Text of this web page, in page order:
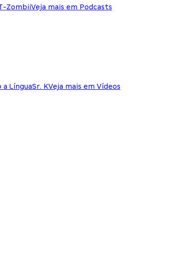
ZombiiVeja mais em Podcasts
a LínguaSr. KVeja mais em Vídeos